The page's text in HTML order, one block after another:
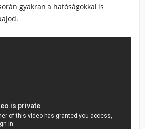
gyakran a hatóságokkal is